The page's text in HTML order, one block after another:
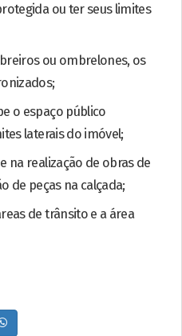
ou ter seus limites
ou ombrelones, os
o espaço público
laterais do imóvel;
na realização de obras de
de peças na calçada;
de trânsito e a área